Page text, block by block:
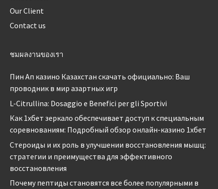
Our Client
Contact us
ชมผลงานของเรา
Пин Ап казино Казахстан скачать официально: Ваш
проводник в мир азартных игр
L-Citrullina: Dosaggio e Benefici per gli Sportivi
Как 1хбет зеркало обеспечивает доступ к специальным
соревнованиям: Подробный обзор онлайн-казино 1хбет
Стероиды и их роль в улучшении восстановления мышц:
стратегии и преимущества для эффективного
восстановления
Почему пептиды становятся все более популярными в